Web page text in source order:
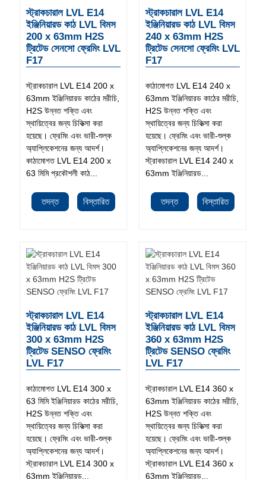
স্ট্রাকচারাল LVL E14
ইঞ্জিনিয়ারড কাঠ LVL বিমস
200 x 63mm H2S
ট্রিটেড সেনসো ফ্রেমিং LVL
F17
স্ট্রাকচারাল LVL E14 200 x
63mm ইঞ্জিনিয়ারড কাঠের মরীচি,
H2S উন্নত শক্তি এবং
স্থায়িত্বের জন্য চিকিত্সা করা
হয়েছে। ফ্রেমিং এবং ভারী-শুল্ক
অ্যাপ্লিকেশনের জন্য আদর্শ।
কাঠামোগত LVL E14 200 x
63 মিমি প্রকৌশলী কাঠ...
তদন্ত বিস্তারিত
স্ট্রাকচারাল LVL E14
ইঞ্জিনিয়ারড কাঠ LVL বিমস
240 x 63mm H2S
ট্রিটেড সেনসো ফ্রেমিং LVL
F17
কাঠামোগত LVL E14 240 x
63mm ইঞ্জিনিয়ারড কাঠের মরীচি,
H2S উন্নত শক্তি এবং
স্থায়িত্বের জন্য চিকিত্সা করা
হয়েছে। ফ্রেমিং এবং ভারী-শুল্ক
অ্যাপ্লিকেশনের জন্য আদর্শ।
স্ট্রাকচারাল LVL E14 240 x
63mm ইঞ্জিনিয়ারড...
তদন্ত বিস্তারিত
স্ট্রাকচারাল LVL E14
ইঞ্জিনিয়ারড কাঠ LVL বিমস
300 x 63mm H2S
ট্রিটেড SENSO ফ্রেমিং
LVL F17
কাঠামোগত LVL E14 300 x
63 মিমি ইঞ্জিনিয়ারড কাঠের মরীচি,
H2S উন্নত শক্তি এবং
স্থায়িত্বের জন্য চিকিত্সা করা
হয়েছে। ফ্রেমিং এবং ভারী-শুল্ক
অ্যাপ্লিকেশনের জন্য আদর্শ।
স্ট্রাকচারাল LVL E14 300 x
63mm ইঞ্জিনিয়ারড...
স্ট্রাকচারাল LVL E14
ইঞ্জিনিয়ারড কাঠ LVL বিমস
360 x 63mm H2S
ট্রিটেড SENSO ফ্রেমিং
LVL F17
স্ট্রাকচারাল LVL E14 360 x
63mm ইঞ্জিনিয়ারড কাঠের মরীচি,
H2S উন্নত শক্তি এবং
স্থায়িত্বের জন্য চিকিত্সা করা
হয়েছে। ফ্রেমিং এবং ভারী-শুল্ক
অ্যাপ্লিকেশনের জন্য আদর্শ।
স্ট্রাকচারাল LVL E14 360 x
63mm ইঞ্জিনিয়ারড...